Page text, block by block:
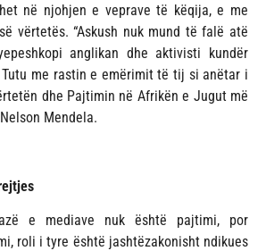
në njohjen e veprave të këqija, e me
vërtetës. “Askush nuk mund të falë atë
anglikan dhe aktivisti kundër
me rastin e emërimit të tij si anëtar i
dhe Pajtimin në Afrikën e Jugut më
Mendela.
e mediave nuk është pajtimi, por
roli i tyre është jashtëzakonisht ndikues